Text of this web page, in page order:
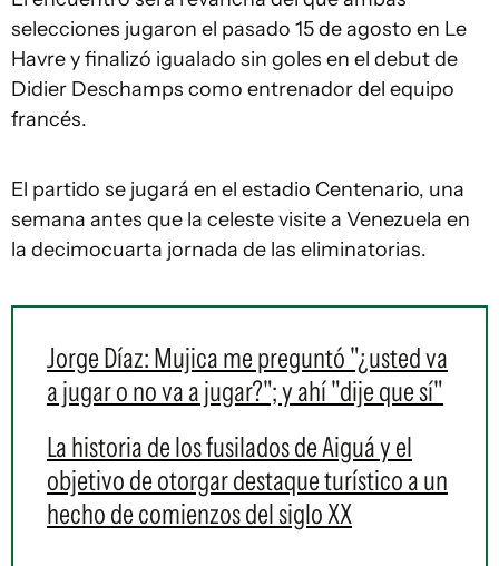
selecciones jugaron el pasado 15 de agosto en Le
Havre y finalizó igualado sin goles en el debut de
Didier Deschamps como entrenador del equipo
francés.
El partido se jugará en el estadio Centenario, una
semana antes que la celeste visite a Venezuela en
la decimocuarta jornada de las eliminatorias.
Jorge Díaz: Mujica me preguntó "¿usted va
a jugar o no va a jugar?"; y ahí "dije que sí"
La historia de los fusilados de Aiguá y el
objetivo de otorgar destaque turístico a un
hecho de comienzos del siglo XX